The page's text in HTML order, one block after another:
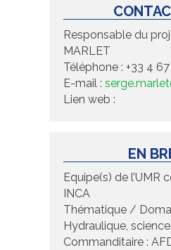
Responsable du
MARLET
Téléphone : +33 4
E-mail :
Lien web :
EN
Equipe(s) de l’UMR
INCA
Thématique /
Hydraulique,
Commanditaire :